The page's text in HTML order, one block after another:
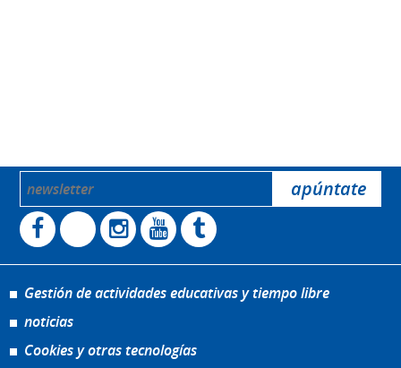
Gestión de actividades educativas y tiempo libre
noticias
Cookies y otras tecnologías